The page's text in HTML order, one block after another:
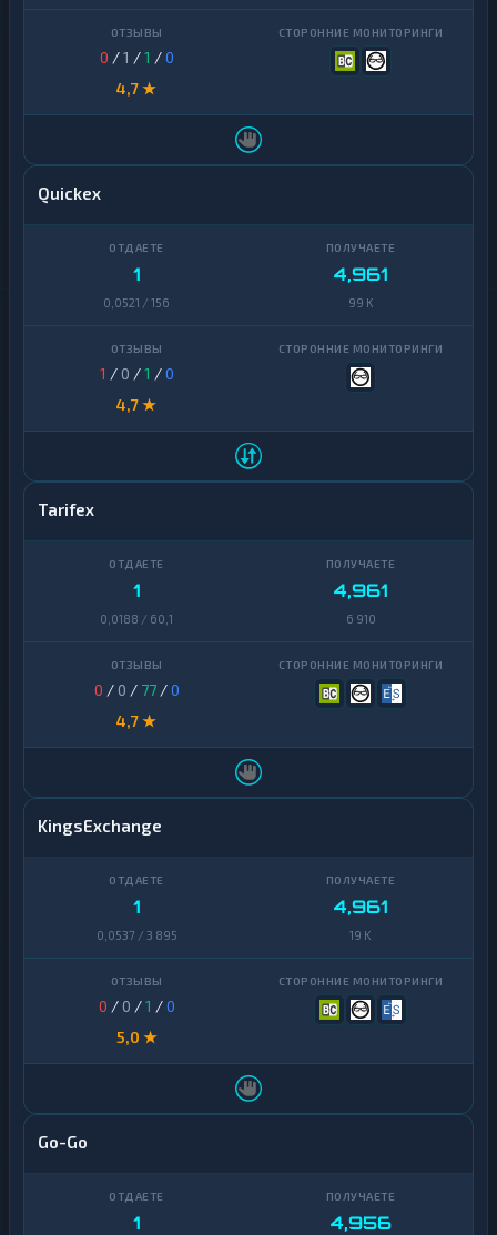
0 /1 /1 /0
4,7 ★
Quickex
1
0,0521 / 156
4,961
99 K
1 / 0 /1 /0
4,7 ★
Tarifex
1
0,0188 / 60,1
4,961
6 910
0 / 0 / 77/0
4,7 ★
KingsExchange
1
0,0537 / 3 895
4,961
19 K
0 / 0 /1 /0
5,0 ★
Go-Go
1 4,956